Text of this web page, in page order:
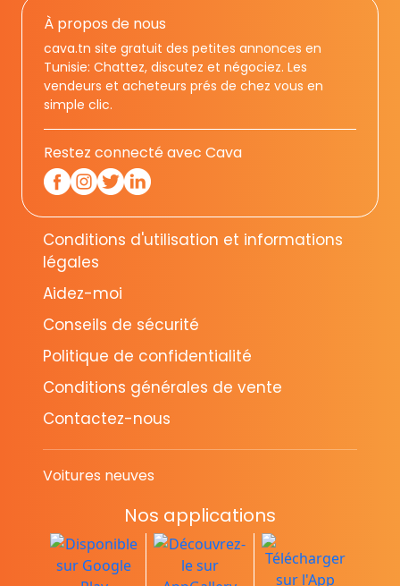
À propos de nous
cava.tn site gratuit des petites annonces en
Tunisie: Chattez, discutez et négociez. Les
vendeurs et acheteurs prés de chez vous en
simple clic.
Restez connecté avec Cava
Conditions d'utilisation et informations
légales
Aidez-moi
Conseils de sécurité
Politique de confidentialité
Conditions générales de vente
Contactez-nous
Voitures neuves
Nos applications